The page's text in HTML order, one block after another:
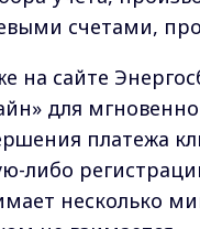
счетами,
на сайте
для
платежа
либо
несколько